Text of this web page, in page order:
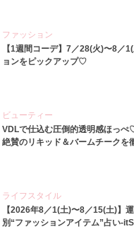
ファッション
【1週間コーデ】7／28(火)〜8／
ョンをピックアップ♡
ビューティー
VDLで仕込む圧倒的透明感ほっ
絶賛のリキッド＆バームチークを
ライフスタイル
【2026年8／1(土)〜8／15(土)】
別“ファッションアイテム”占い-